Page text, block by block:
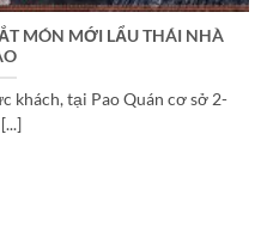
MÓN MỚI LẨU THÁI NHÀ
khách, tại Pao Quán cơ sở 2-